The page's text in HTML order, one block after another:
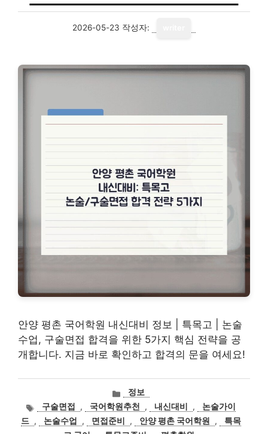
2026-05-23 작성자:
안양 평촌 국어학원 내신대비 정보 | 특목고 | 논술
수업, 구술면접 합격을 위한 5가지 핵심 전략을 공
개합니다. 지금 바로 확인하고 합격의 문을 여세요!
카
테
고
리
정보
태
그
구술면접 , 국어학원추천 , 내신대비 ,
논술가이
드 , 논술수업 , 면접준비 , 안양 평촌 국어학원 ,
특목